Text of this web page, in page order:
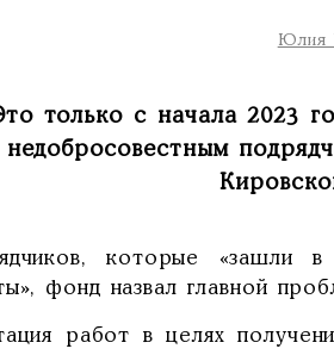
Юлия
только с начала 2023
недобросовестным
которые «зашли
фонд назвал главной
работ в целях